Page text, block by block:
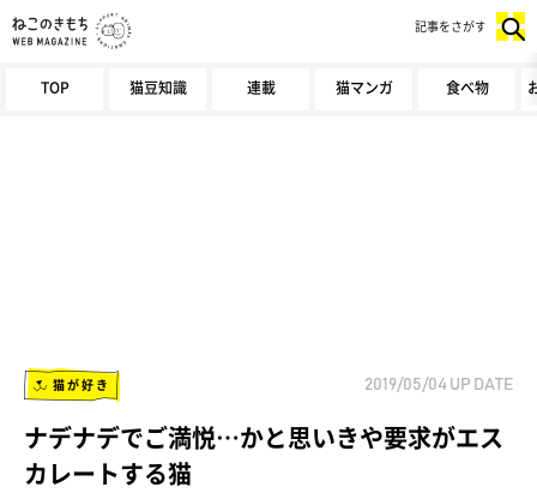
TOP 猫豆知識 連載 猫マンガ 食べ物
記事をさがす
猫が好き 2019/05/04 UP DATE
ナデナデでご満悦…かと思いきや要求がエス
カレートする猫